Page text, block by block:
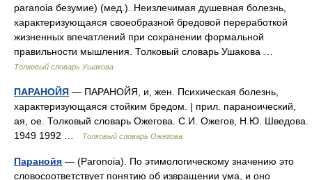
paranoia безумие) (мед.). Неизлечимая душевная болезнь,
характеризующаяся своеобразной бредовой переработкой
жизненных впечатлений при сохранении формальной
правильности мышления. Толковый словарь Ушакова …
Толковый словарь Ушакова
ПАРАНОЙЯ — ПАРАНОЙЯ, и, жен. Психическая болезнь,
характеризующаяся стойким бредом. | прил. параноический,
ая, ое. Толковый словарь Ожегова. С.И. Ожегов, Н.Ю. Шведова.
1949 1992 …
Толковый словарь Ожегова
Паранойя — (Paronoia). По этимологическому значению это
словосоответствует понятию об извращении ума, и оно